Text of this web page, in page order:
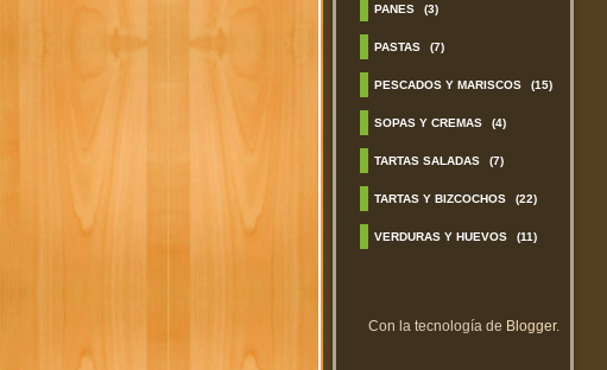
PANES (3)
PASTAS (7)
PESCADOS Y MARISCOS (15)
SOPAS Y CREMAS (4)
TARTAS SALADAS (7)
TARTAS Y BIZCOCHOS (22)
VERDURAS Y HUEVOS (11)
Con la tecnología de Blogger.